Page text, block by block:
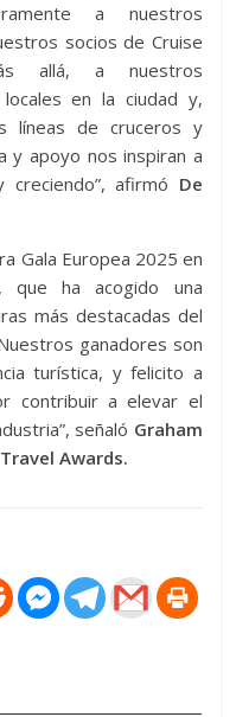
a nuestros
socios de Cruise
allá, a nuestros
en la ciudad y,
líneas de cruceros y
y apoyo nos inspiran a
creciendo”, afirmó De
Gala Europea 2025 en
que ha acogido una
más destacadas del
ganadores son
turística, y felicito a
contribuir a elevar el
señaló Graham
Awards.